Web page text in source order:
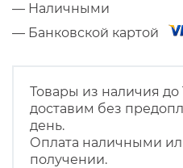
— Наличными
— Банковской картой
Товары из наличия до
доставим без
день.
Оплата наличными
получении.